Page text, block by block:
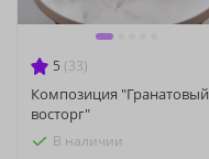
5 (33)
Композиция "Гранатовый
восторг"
В наличии